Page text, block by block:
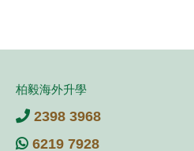
柏毅海外升學
2398 3968
6219 7928